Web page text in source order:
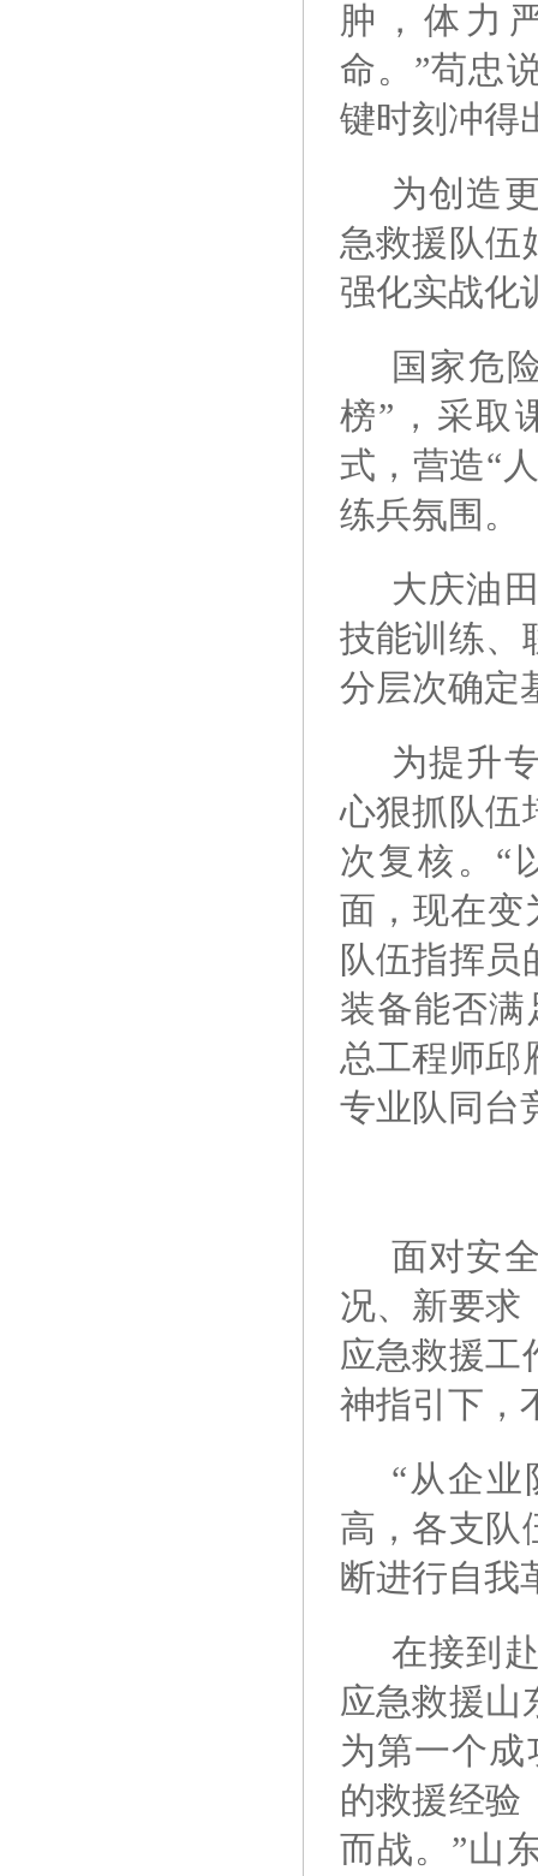
肿，体力
命。”苟忠
键时刻冲得
为创造
急救援队伍
强化实战化
国家危
榜”，采取
式，营造“
练兵氛围。
大庆油
技能训练、
分层次确定
为提升
心狠抓队伍
次复核。“
面，现在变
队伍指挥员
装备能否
总工程师邱
专业队同台
面对安
况、新要求
应急救援工
神指引下，
“从企
高，各支队
断进行自我
在接到
应急救援山
为第一个
的救援经验
而战。”山